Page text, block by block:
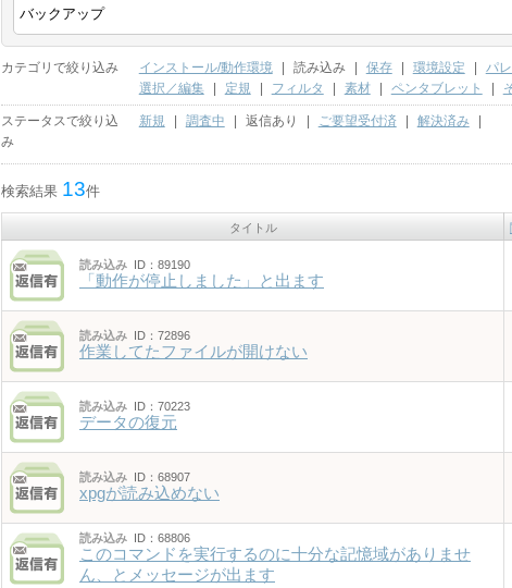
カテゴリで絞り込み インストール/動作環境 読み込み 保存 環境設定 パ
選択／編集
定規 フィルタ 素材 ペンタブレット
ステータスで絞り込
み
新規 調査中 返信あり ご要望受付済 解決済み
検索結果 13件
タイトル
読み込み ID：89190
「動作が停止しました」と出ます
読み込み ID：72896
作業してたファイルが開けない
読み込み ID：70223
データの復元
読み込み ID：68907
xpgが読み込めない
読み込み ID：68806
このコマンドを実行するのに十分な記憶域がありませ
ん、とメッセージが出ます